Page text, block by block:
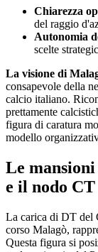
Chiarezza
del raggio
Autonomia
scelte
La visione di
consapevole della
calcio italiano.
prettamente
figura di caratura
modello
Le
e il nodo CT
La carica di DT del
corso Malagò,
Questa figura si